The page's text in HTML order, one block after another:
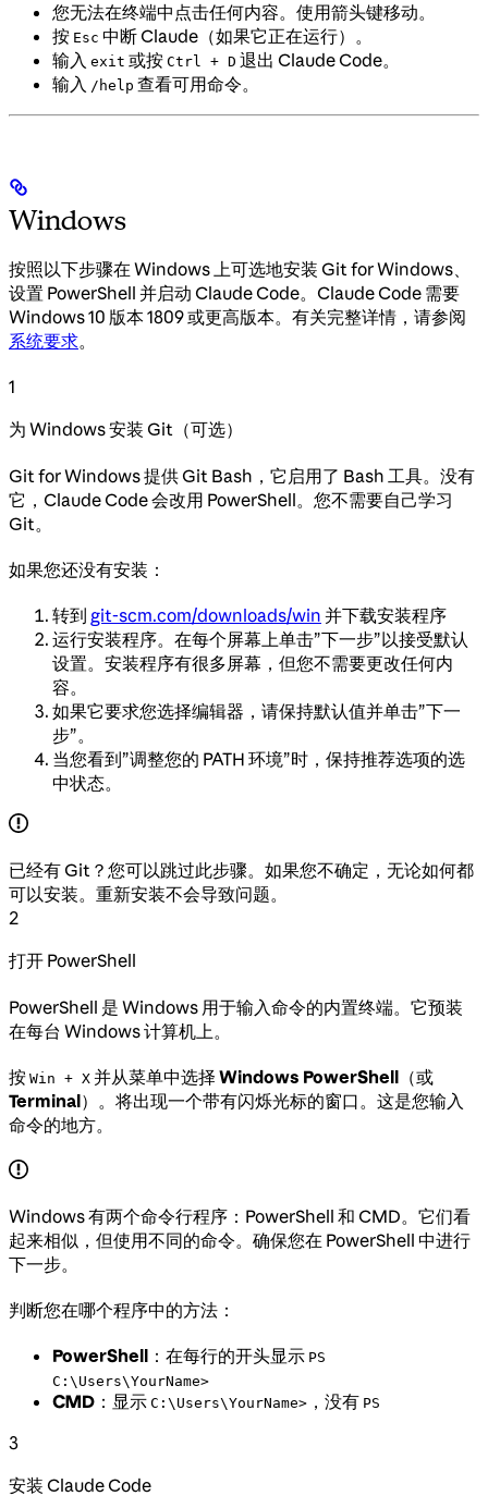
您无法在终端中点击任何内容。使用箭头键移动。
按 Esc 中断 Claude（如果它正在运行）。
输入 exit 或按 Ctrl + D 退出 Claude Code。
输入 /help 查看可用命令。
Windows
按照以下步骤在 Windows 上可选地安装 Git for Windows、
设置 PowerShell 并启动 Claude Code。Claude Code 需要
Windows 10 版本 1809 或更高版本。有关完整详情，请参阅
系统要求。
1
为 Windows 安装 Git（可选）
Git for Windows 提供 Git Bash，它启用了 Bash 工具。没有
它，Claude Code 会改用 PowerShell。您不需要自己学习
Git。
如果您还没有安装：
转到 git-scm.com/downloads/win 并下载安装程序
运行安装程序。在每个屏幕上单击”下一步”以接受默认
设置。安装程序有很多屏幕，但您不需要更改任何内
容。
如果它要求您选择编辑器，请保持默认值并单击”下一
步”。
当您看到”调整您的 PATH 环境”时，保持推荐选项的选
中状态。
已经有 Git？您可以跳过此步骤。如果您不确定，无论如何都
可以安装。重新安装不会导致问题。
2
打开 PowerShell
PowerShell 是 Windows 用于输入命令的内置终端。它预装
在每台 Windows 计算机上。
按 Win + X 并从菜单中选择 Windows PowerShell （或
Terminal）。将出现一个带有闪烁光标的窗口。这是您输入
命令的地方。
Windows 有两个命令行程序：PowerShell 和 CMD。它们看
起来相似，但使用不同的命令。确保您在 PowerShell 中进行
下一步。
判断您在哪个程序中的方法：
PowerShell ：在每行的开头显示 PS
C:\Users\YourName>
CMD ：显示 C:\Users\YourName> ，没有 PS
3
安装 Claude Code